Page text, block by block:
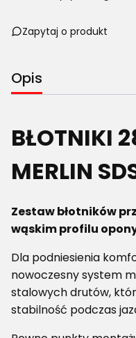
Zapytaj o produkt
Opis
BŁOTNIKI
MERLIN
Zestaw błotników
wąskim profilu
Dla podniesienia
nowoczesny system
stalowych drutów,
stabilność podczas